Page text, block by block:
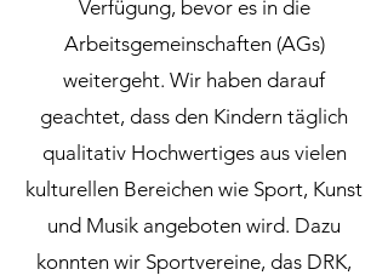
Verfügung, bevor es in die
Arbeitsgemeinschaften (AGs)
weitergeht. Wir haben darauf
geachtet, dass den Kindern täglich
qualitativ Hochwertiges aus vielen
kulturellen Bereichen wie Sport, Kunst
und Musik angeboten wird. Dazu
konnten wir Sportvereine, das DRK,